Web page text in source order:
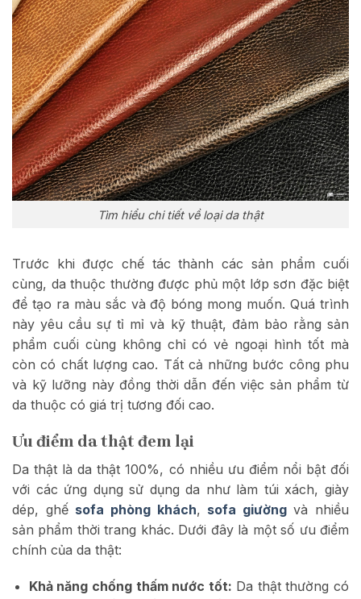
Tìm hiểu chi tiết về loại da thật
Trước khi được chế tác thành các sản phẩm cuối
cùng, da thuộc thường được phủ một lớp sơn đặc biệt
để tạo ra màu sắc và độ bóng mong muốn. Quá trình
này yêu cầu sự tỉ mỉ và kỹ thuật, đảm bảo rằng sản
phẩm cuối cùng không chỉ có vẻ ngoại hình tốt mà
còn có chất lượng cao. Tất cả những bước công phu
và kỹ lưỡng này đồng thời dẫn đến việc sản phẩm từ
da thuộc có giá trị tương đối cao.
Ưu điểm da thật đem lại
Da thật là da thật 100%, có nhiều ưu điểm nổi bật đối
với các ứng dụng sử dụng da như làm túi xách, giày
dép, ghế sofa phòng khách, sofa giườngvà nhiều
sản phẩm thời trang khác. Dưới đây là một số ưu điểm
chính của da thật:
Khả năng chống thấm nước tốt: Da thật thường có